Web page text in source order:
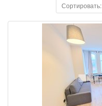
Сортировать: